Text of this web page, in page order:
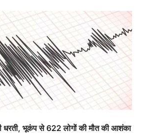
धरती, भूकंप से 622 लोगों की मौत की आशंका